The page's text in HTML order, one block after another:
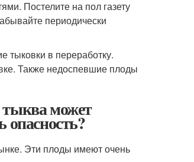
Постелите на пол газету
периодически
тыковки в переработку.
Также недоспевшие плоды
может
опасность?
Эти плоды имеют очень